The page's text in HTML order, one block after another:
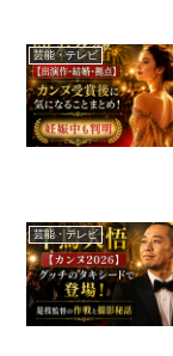
芸能・テレビ
芸能・テレビ